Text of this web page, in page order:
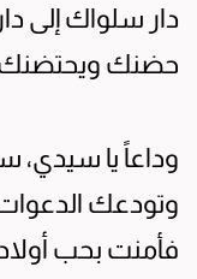
دار سلواك إلى
حضنك
وداعاً يا سيدي،
وتودعك الدعوات
فأمنت بحب